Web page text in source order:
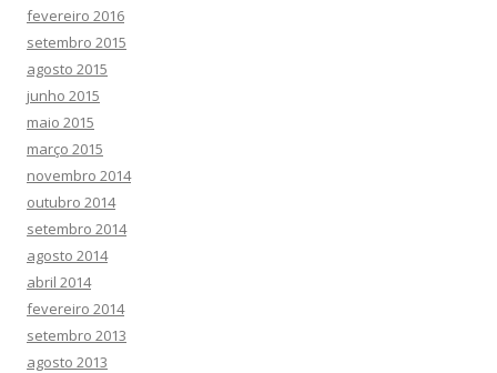
fevereiro 2016
setembro 2015
agosto 2015
junho 2015
maio 2015
março 2015
novembro 2014
outubro 2014
setembro 2014
agosto 2014
abril 2014
fevereiro 2014
setembro 2013
agosto 2013